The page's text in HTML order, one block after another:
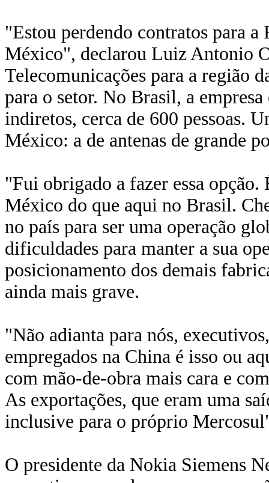
"Estou perdendo contratos para a
México", declarou Luiz Antonio
Telecomunicações para a região
para o setor. No Brasil, a
indiretos, cerca de 600 pessoas.
México: a de antenas de grande
"Fui obrigado a fazer essa
México do que aqui no Brasil.
no país para ser uma operação
dificuldades para manter a sua
posicionamento dos demais
ainda mais grave.
"Não adianta para nós,
empregados na China é isso ou
com mão-de-obra mais cara e
As exportações, que eram uma
inclusive para o próprio
O presidente da Nokia Siemens